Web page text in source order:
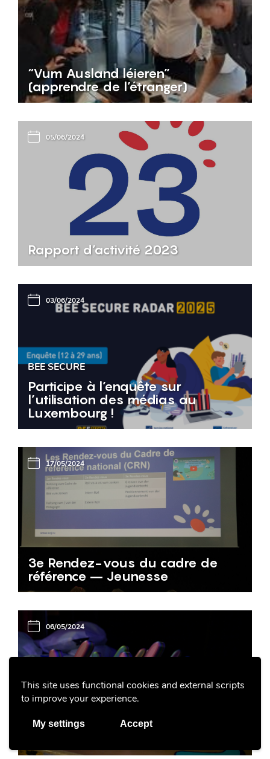
This site uses functional cookies and external scripts
to improve your experience.
My settings Accept
“Vum Ausland léieren”
(apprendre de l’étranger)
05/06/2024
Rapport d’activité 2023
03/06/2024
BEE SECURE
Participe à l’enquête sur
l’utilisation des médias au
Luxembourg !
17/05/2024
3e Rendez-vous du cadre de
référence – Jeunesse
06/05/2024